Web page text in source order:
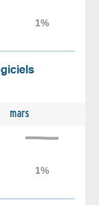
mars